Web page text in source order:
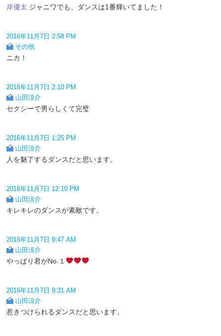
岸優太 ジャニワでも、ダンスは1番輝いてました！
2016年11月7日 2:58 PM
その他
ニカ！
2016年11月7日 2:10 PM
山田涼介
セクシーで男らしくて完璧
2016年11月7日 1:25 PM
山田涼介
人を魅了するダンスだと思います。
2016年11月7日 12:10 PM
山田涼介
キレキレのダンスが素敵です。
2016年11月7日 9:47 AM
山田涼介
やっぱり君がNo.１
2016年11月7日 9:31 AM
山田涼介
惹きつけられるダンスだと思います。